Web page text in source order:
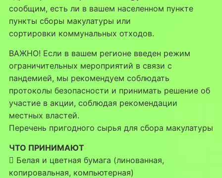
сообщим, есть ли в вашем населенном пункте
пункты сборы макулатуры или
сортировки коммунальных отходов.
ВАЖНО! Если в вашем регионе введен режим
ограничительных мероприятий в связи с
пандемией, мы рекомендуем соблюдать
протоколы безопасности и принимать решение об
участие в акции, соблюдая рекомендации
местных властей.
Перечень пригодного сырья для сбора макулатуры
ЧТО ПРИНИМАЮТ
 Белая и цветная бумага (линованная,
копировальная, компьютерная)